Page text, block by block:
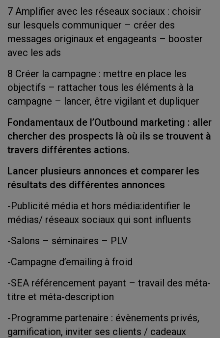
7 Amplifier avec les réseaux sociaux : choisir
sur lesquels communiquer – créer des
messages originaux et engageants – booster
avec les ads
8 Créer la campagne : mettre en place les
objectifs – rattacher tous les éléments à la
campagne – lancer, être vigilant et dupliquer
Fondamentaux de l’Outbound marketing : aller
chercher des prospects là où ils se trouvent à
travers différentes actions.
Lancer plusieurs annonces et comparer les
résultats des différentes annonces
-Publicité média et hors média:identifier le
médias/ réseaux sociaux qui sont influents
-Salons – séminaires – PLV
-Campagne d’emailing à froid
-SEA référencement payant – travail des méta-
titre et méta-description
-Programme partenaire : évènements privés,
gamification, inviter ses clients / cadeaux